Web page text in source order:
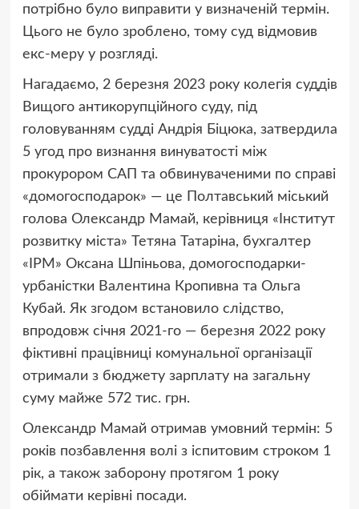
потрібно було виправити у визначеній термін.
Цього не було зроблено, тому суд відмовив
екс-меру у розгляді.
Нагадаємо, 2 березня 2023 року колегія суддів
Вищого антикорупційного суду, під
головуванням судді Андрія Біцюка, затвердила
5 угод про визнання винуватості між
прокурором САП та обвинуваченими по справі
«домогосподарок» — це Полтавський міський
голова Олександр Мамай, керівниця «Інститут
розвитку міста» Тетяна Татаріна, бухгалтер
«ІРМ» Оксана Шпіньова, домогосподарки-
урбаністки Валентина Кропивна та Ольга
Кубай. Як згодом встановило слідство,
впродовж січня 2021-го — березня 2022 року
фіктивні працівниці комунальної організації
отримали з бюджету зарплату на загальну
суму майже 572 тис. грн.
Олександр Мамай отримав умовний термін: 5
років позбавлення волі з іспитовим строком 1
рік, а також заборону протягом 1 року
обіймати керівні посади.